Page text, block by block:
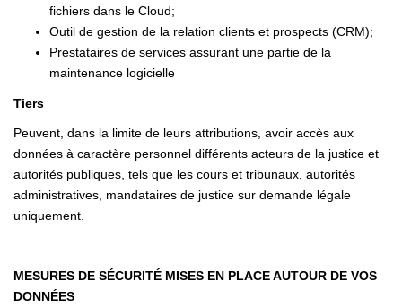
fichiers dans le Cloud;
Outil de gestion de la relation clients et prospects (CRM);
Prestataires de services assurant une partie de la
maintenance logicielle
Tiers
Peuvent, dans la limite de leurs attributions, avoir accès aux
données à caractère personnel différents acteurs de la justice et
autorités publiques, tels que les cours et tribunaux, autorités
administratives, mandataires de justice sur demande légale
uniquement.
MESURES DE SÉCURITÉ MISES EN PLACE AUTOUR DE VOS
DONNÉES